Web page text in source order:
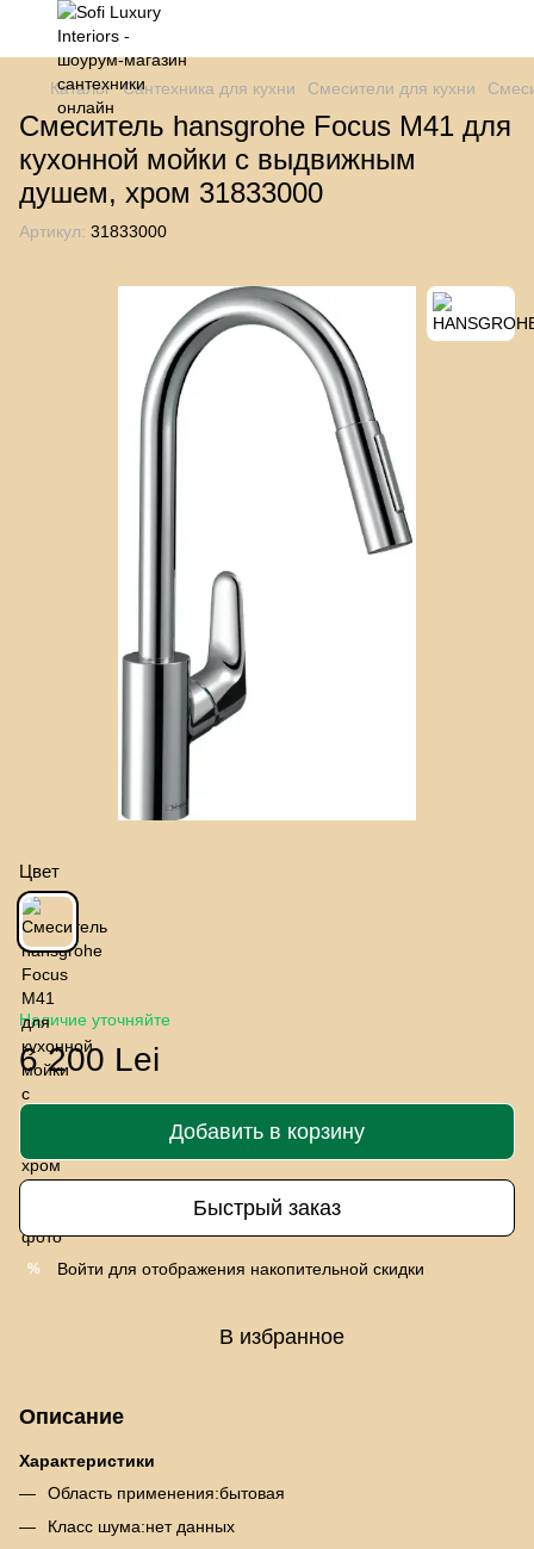
Каталог Сантехника для кухни Смесители для кухни
Смеситель hansgrohe Focus M41 для
кухонной мойки с выдвижным
душем, хром 31833000
Артикул: 31833000
Цвет
Наличие уточняйте
6 200 Lei
Добавить в корзину
Быстрый заказ
% Войти для отображения накопительной скидки
В избранное
Описание
Характеристики
Область применения:бытовая
Класс шума:нет данных